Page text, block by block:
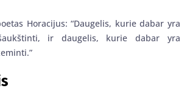
Horacijus: “Daugelis, kurie dabar yra
ir daugelis, kurie dabar yra